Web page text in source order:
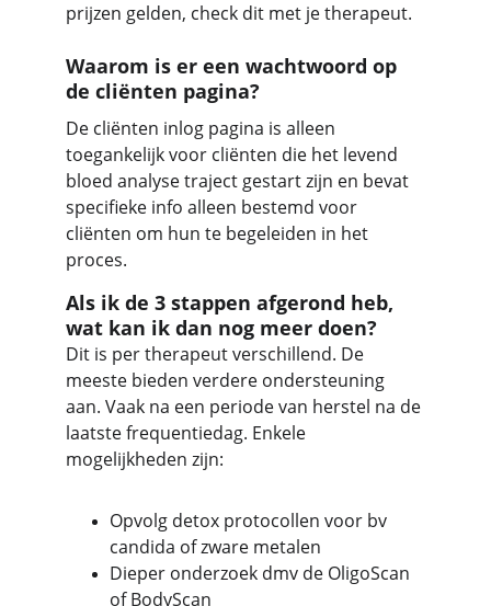
prijzen gelden, check dit met je therapeut.
Waarom is er een wachtwoord op
de cliënten pagina?
De cliënten inlog pagina is alleen
toegankelijk voor cliënten die het levend
bloed analyse traject gestart zijn en bevat
specifieke info alleen bestemd voor
cliënten om hun te begeleiden in het
proces.
Als ik de 3 stappen afgerond heb,
wat kan ik dan nog meer doen?
Dit is per therapeut verschillend. De
meeste bieden verdere ondersteuning
aan. Vaak na een periode van herstel na de
laatste frequentiedag. Enkele
mogelijkheden zijn:
Opvolg detox protocollen voor bv
candida of zware metalen
Dieper onderzoek dmv de OligoScan
of BodyScan